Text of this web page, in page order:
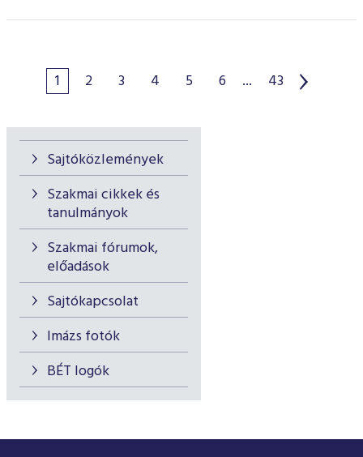
Sajtóközlemények
Szakmai cikkek és
tanulmányok
Szakmai fórumok,
előadások
Sajtókapcsolat
Imázs fotók
BÉT logók
1 2 3 4 5 6 ... 43